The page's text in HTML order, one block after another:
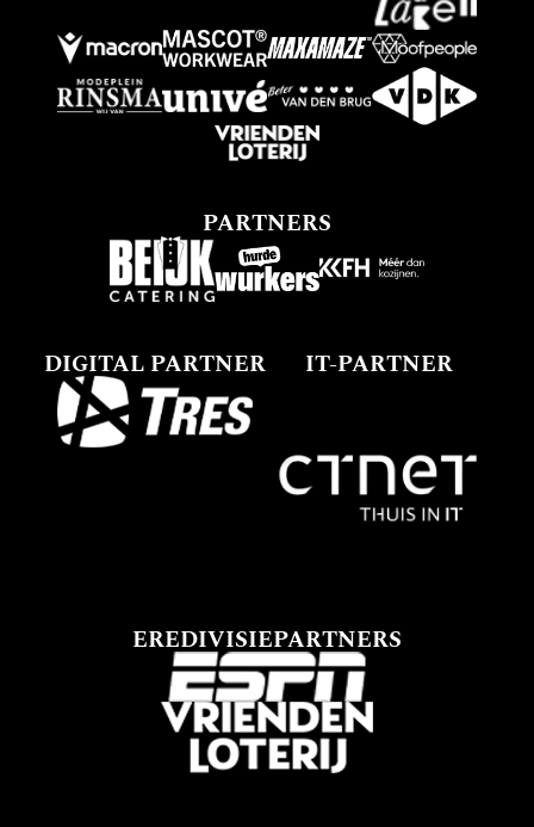
PARTNERS
DIGITAL PARTNER IT-PARTNER
EREDIVISIEPARTNERS